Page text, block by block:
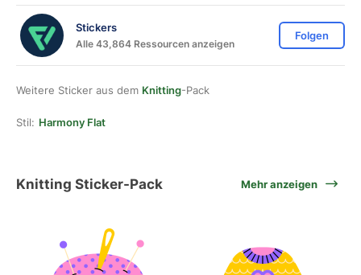
Stickers
Alle 43,864 Ressourcen anzeigen
Folgen
Weitere Sticker aus dem Knitting-Pack
Stil: Harmony Flat
Knitting Sticker-Pack Mehr anzeigen